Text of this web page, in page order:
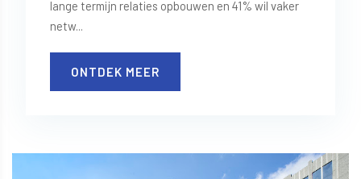
lange termijn relaties opbouwen en 41% wil vaker
netw...
ONTDEK MEER